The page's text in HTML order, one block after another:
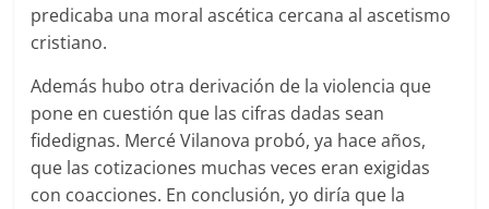
predicaba una moral ascética cercana al ascetismo
cristiano.
Además hubo otra derivación de la violencia que
pone en cuestión que las cifras dadas sean
fidedignas. Mercé Vilanova probó, ya hace años,
que las cotizaciones muchas veces eran exigidas
con coacciones. En conclusión, yo diría que la